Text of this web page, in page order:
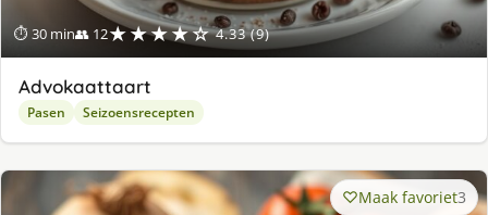
⏱ 30 min👥 12★★★★☆ 4.33 (9)
Advokaattaart
Pasen Seizoensrecepten
Maak favoriet3